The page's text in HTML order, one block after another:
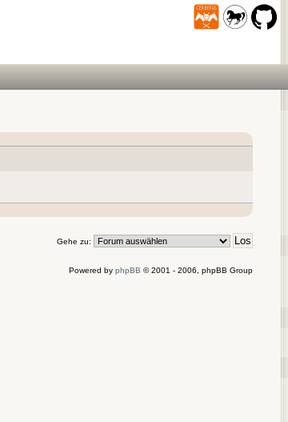
Gehe zu:
Powered by phpBB © 2001 - 2006, phpBB Group